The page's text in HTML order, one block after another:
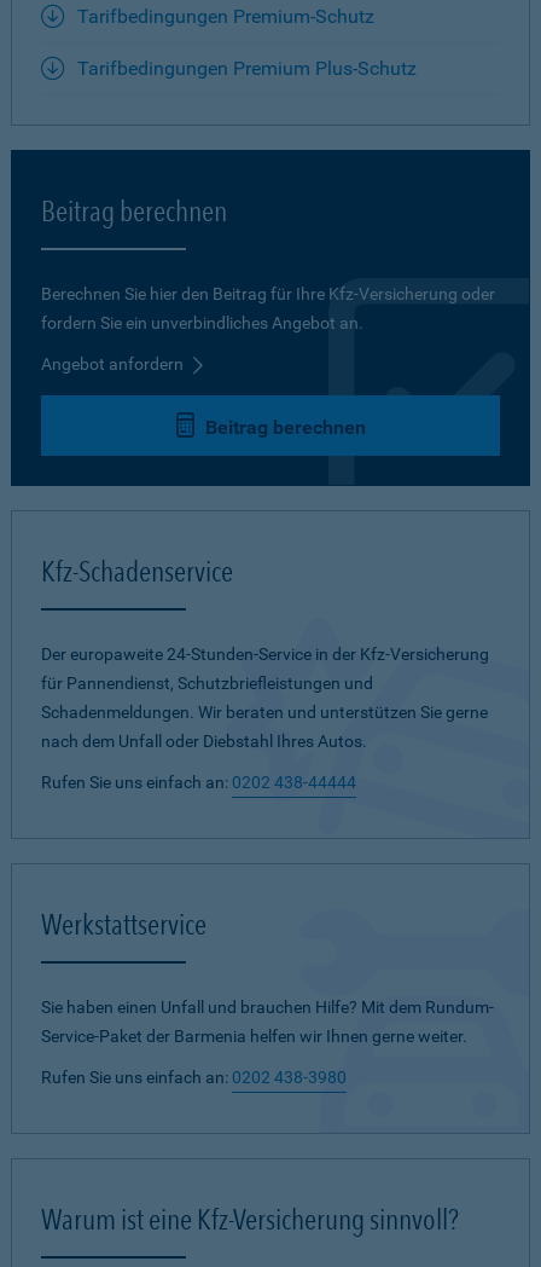
Tarifbedingungen Premium-Schutz
Tarifbedingungen Premium Plus-Schutz
Beitrag berechnen
Berechnen Sie hier den Beitrag für Ihre Kfz-Versicherung oder
fordern Sie ein unverbindliches Angebot an.
Angebot anfordern
Beitrag berechnen
Kfz-Schadenservice
Der europaweite 24-Stunden-Service in der Kfz-Versicherung
für Pannendienst, Schutzbriefleistungen und
Schadenmeldungen. Wir beraten und unterstützen Sie gerne
nach dem Unfall oder Diebstahl Ihres Autos.
Rufen Sie uns einfach an: 0202 438-44444
Werkstattservice
Sie haben einen Unfall und brauchen Hilfe? Mit dem Rundum-
Service-Paket der Barmenia helfen wir Ihnen gerne weiter.
Rufen Sie uns einfach an: 0202 438-3980
Warum ist eine Kfz-Versicherung sinnvoll?